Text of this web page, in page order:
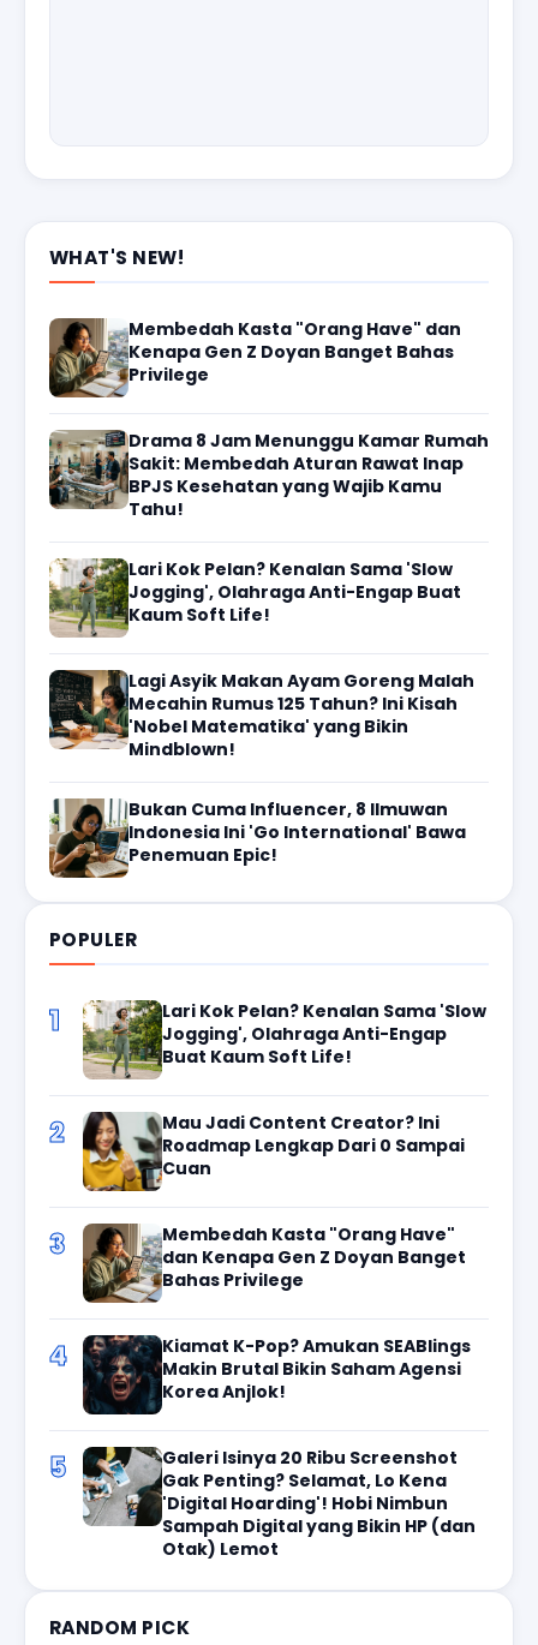
WHAT'S NEW!
Membedah Kasta "Orang Have" dan
Kenapa Gen Z Doyan Banget Bahas
Privilege
Drama 8 Jam Menunggu Kamar Rumah
Sakit: Membedah Aturan Rawat Inap
BPJS Kesehatan yang Wajib Kamu
Tahu!
Lari Kok Pelan? Kenalan Sama 'Slow
Jogging', Olahraga Anti-Engap Buat
Kaum Soft Life!
Lagi Asyik Makan Ayam Goreng Malah
Mecahin Rumus 125 Tahun? Ini Kisah
'Nobel Matematika' yang Bikin
Mindblown!
Bukan Cuma Influencer, 8 Ilmuwan
Indonesia Ini 'Go International' Bawa
Penemuan Epic!
POPULER
1
Lari Kok Pelan? Kenalan Sama 'Slow
Jogging', Olahraga Anti-Engap
Buat Kaum Soft Life!
2
Mau Jadi Content Creator? Ini
Roadmap Lengkap Dari 0 Sampai
Cuan
3
Membedah Kasta "Orang Have"
dan Kenapa Gen Z Doyan Banget
Bahas Privilege
4
Kiamat K-Pop? Amukan SEABlings
Makin Brutal Bikin Saham Agensi
Korea Anjlok!
5
Galeri Isinya 20 Ribu Screenshot
Gak Penting? Selamat, Lo Kena
'Digital Hoarding'! Hobi Nimbun
Sampah Digital yang Bikin HP (dan
Otak) Lemot
RANDOM PICK